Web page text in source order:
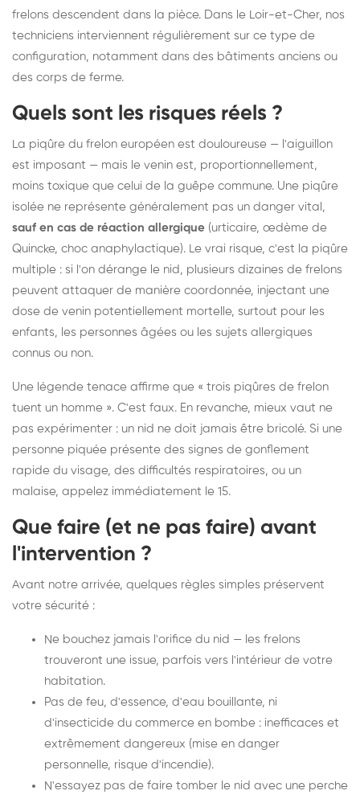
frelons descendent dans la pièce. Dans le Loir-et-Cher, nos
techniciens interviennent régulièrement sur ce type de
configuration, notamment dans des bâtiments anciens ou
des corps de ferme.
Quels sont les risques réels ?
La piqûre du frelon européen est douloureuse — l'aiguillon
est imposant — mais le venin est, proportionnellement,
moins toxique que celui de la guêpe commune. Une piqûre
isolée ne représente généralement pas un danger vital,
sauf en cas de réaction allergique (urticaire, œdème de
Quincke, choc anaphylactique). Le vrai risque, c'est la piqûre
multiple : si l'on dérange le nid, plusieurs dizaines de frelons
peuvent attaquer de manière coordonnée, injectant une
dose de venin potentiellement mortelle, surtout pour les
enfants, les personnes âgées ou les sujets allergiques
connus ou non.
Une légende tenace affirme que « trois piqûres de frelon
tuent un homme ». C'est faux. En revanche, mieux vaut ne
pas expérimenter : un nid ne doit jamais être bricolé. Si une
personne piquée présente des signes de gonflement
rapide du visage, des difficultés respiratoires, ou un
malaise, appelez immédiatement le 15.
Que faire (et ne pas faire) avant
l'intervention ?
Avant notre arrivée, quelques règles simples préservent
votre sécurité :
Ne bouchez jamais l'orifice du nid — les frelons
trouveront une issue, parfois vers l'intérieur de votre
habitation.
Pas de feu, d'essence, d'eau bouillante, ni
d'insecticide du commerce en bombe : inefficaces et
extrêmement dangereux (mise en danger
personnelle, risque d'incendie).
N'essayez pas de faire tomber le nid avec une perche